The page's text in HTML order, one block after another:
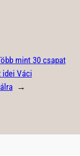
mint 30 csapat
idei Váci
→